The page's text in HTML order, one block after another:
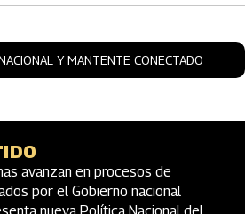
Y MANTENTE CONECTADO
avanzan en procesos de
por el Gobierno nacional